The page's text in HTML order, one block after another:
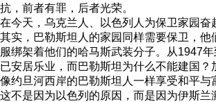
抗，前者有罪，后者光荣。
在今天，乌克兰人、以色列人为保卫家园奋
其实，巴勒斯坦人的家园同样需要保卫，他
服绑架着他们的哈马斯武装分子。从1947
已安居乐业，而巴勒斯坦为什么不能建国？
像约旦河西岸的巴勒斯坦人一样享受和平与
这不是因为以色列的原因，而是因为伊斯